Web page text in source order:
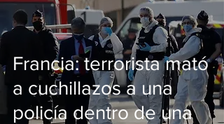
Francia: terrorista mató
a cuchillazos a una
policía dentro de una